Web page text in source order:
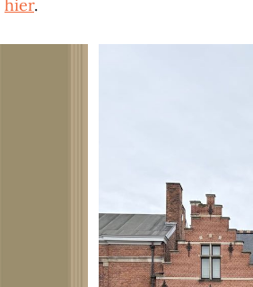
hier.